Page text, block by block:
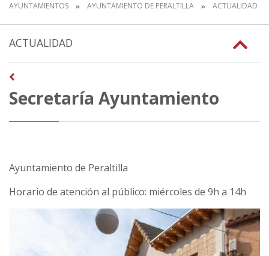
AYUNTAMIENTOS AYUNTAMIENTO DE PERALTILLA ACTUALIDAD
ACTUALIDAD
Secretaría Ayuntamiento
Ayuntamiento de Peraltilla
Horario de atención al público: miércoles de 9h a 14h